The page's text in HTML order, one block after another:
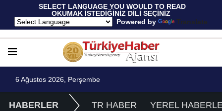
SELECT LANGUAGE YOU WOULD TO READ
OKUMAK İSTEDİĞİNİZ DİLİ SEÇİNİZ
Powered by
Translate
6 Ağustos 2026, Perşembe
HABERLER TR HABER YEREL